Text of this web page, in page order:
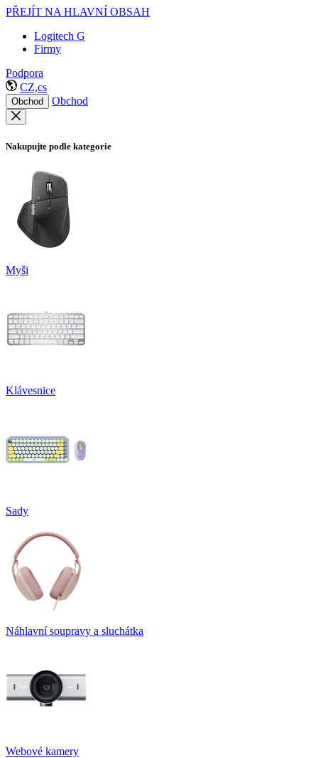
PŘEJÍT NA HLAVNÍ OBSAH
Logitech G
Firmy
Podpora
CZ,cs
Obchod Obchod
Nakupujte podle kategorie
Myši
Klávesnice
Sady
Náhlavní soupravy a sluchátka
Webové kamery